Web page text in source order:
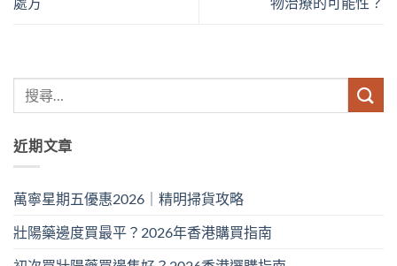
近期文章
萬寧星期五優惠2026｜精明掃貨攻略
壯陽藥邊度買最平？2026年香港購買指南